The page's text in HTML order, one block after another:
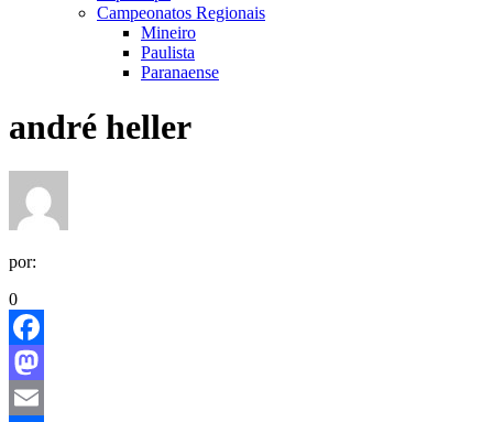
Campeonatos Regionais
Mineiro
Paulista
Paranaense
andré heller
por:
0
Facebook
Mastodon